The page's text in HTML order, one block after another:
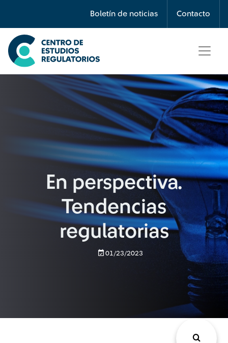
Boletín de noticias Contacto
Búsqueda
Seleccione país
Tipo de artículo
Buscar
En perspectiva.
Tendencias
regulatorias
01/23/2023